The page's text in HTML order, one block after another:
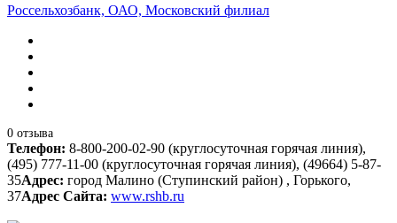
Россельхозбанк, ОАО, Московский филиал
0 отзыва
Телефон: 8-800-200-02-90 (круглосуточная горячая линия),
(495) 777-11-00 (круглосуточная горячая линия), (49664) 5-87-
35Адрес: город Малино (Ступинский район) , Горького,
37Адрес Сайта: www.rshb.ru